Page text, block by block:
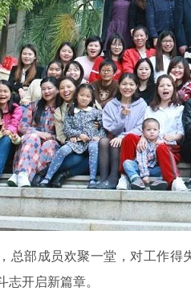
总部成员欢聚一堂，对工作
开启新篇章。